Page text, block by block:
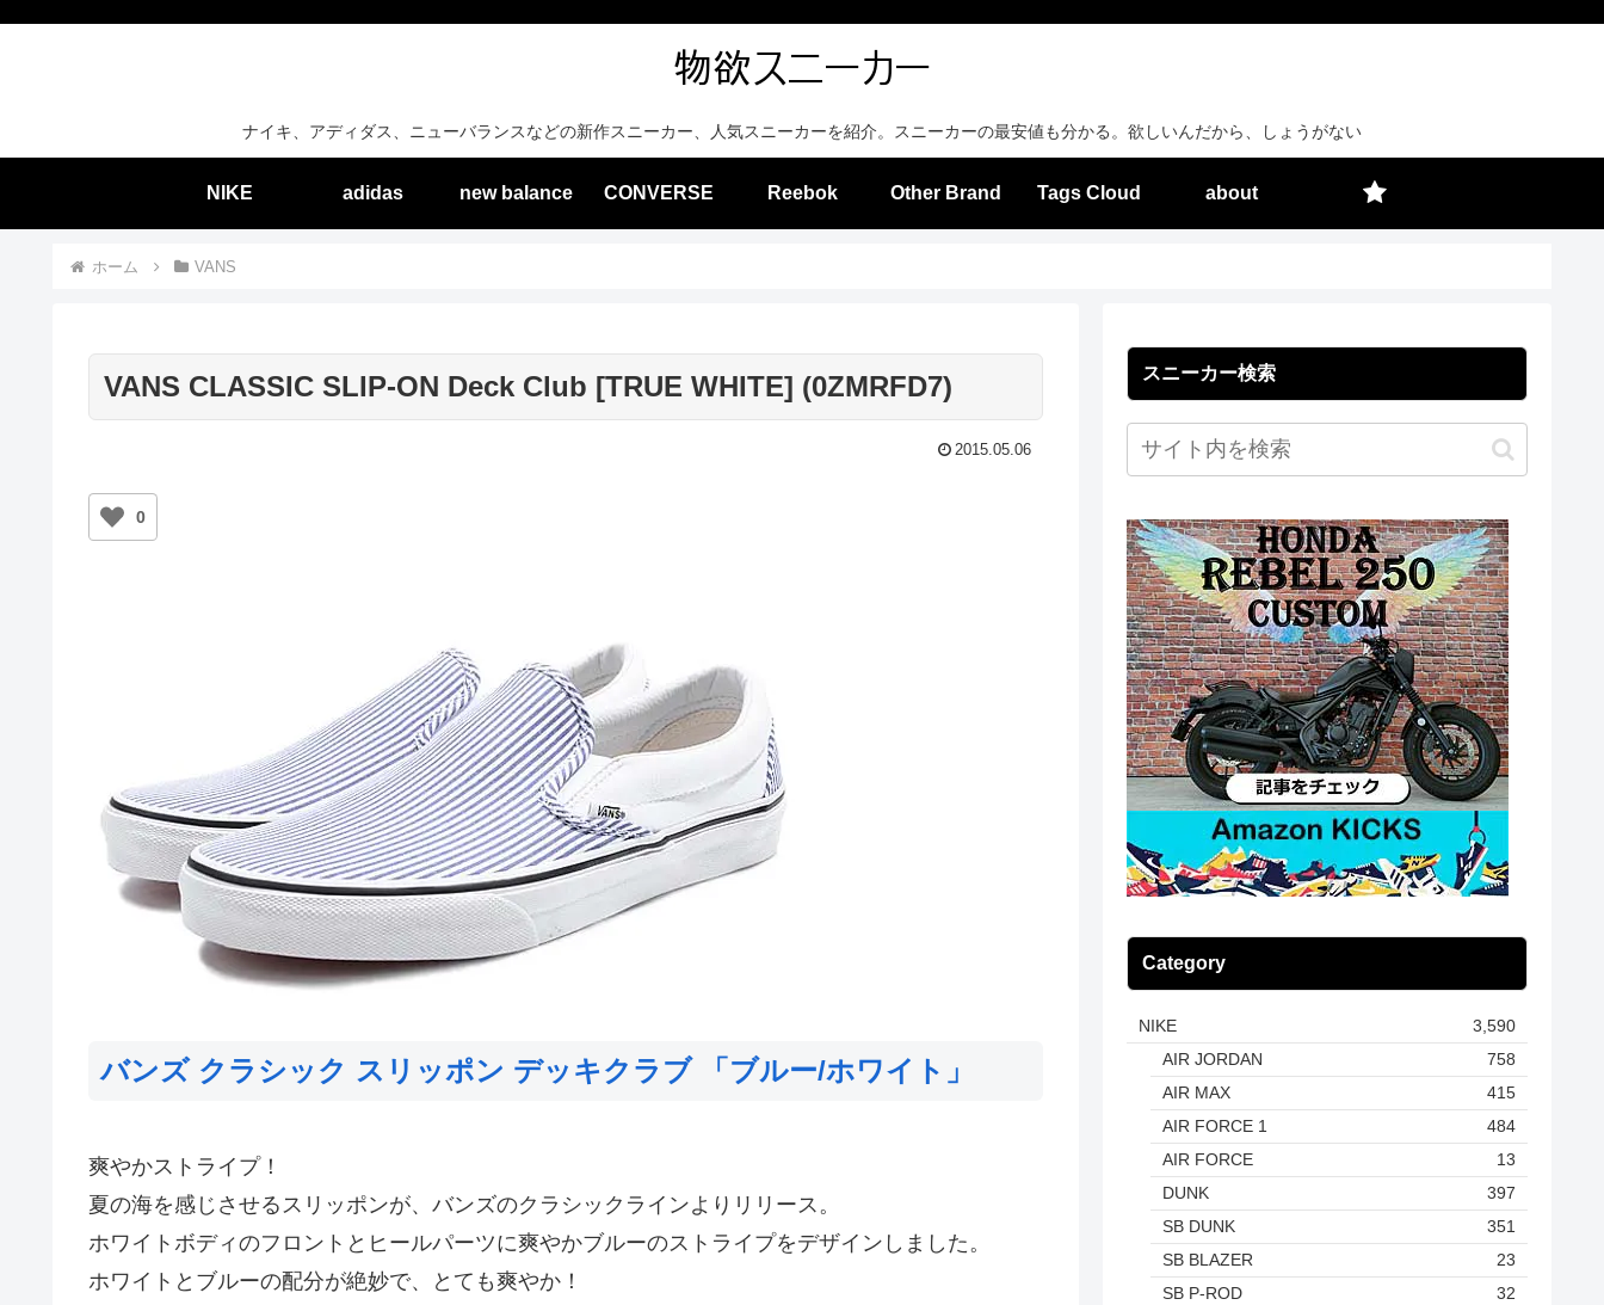
ナイキ、アディダス、ニューバランスなどの新作スニーカー、人気スニーカーを紹介。スニーカーの最安値も分かる。欲しいんだから、しょうがない
NIKE adidas new balance CONVERSE Reebok Other Brand Tags Cloud about
ホーム VANS
VANS CLASSIC SLIP-ON Deck Club [TRUE WHITE] (0ZMRFD7)
2015.05.06
0
バンズ クラシック スリッポン デッキクラブ 「ブルー/ホワイト」
爽やかストライプ！
夏の海を感じさせるスリッポンが、バンズのクラシックラインよりリリース。
ホワイトボディのフロントとヒールパーツに爽やかブルーのストライプをデザインしました。
ホワイトとブルーの配分が絶妙で、とても爽やか！
スニーカー検索
Category
NIKE
3,590
AIR JORDAN
758
AIR MAX
415
AIR FORCE 1
484
AIR FORCE
13
DUNK
397
SB DUNK
351
SB BLAZER
23
SB P-ROD
32